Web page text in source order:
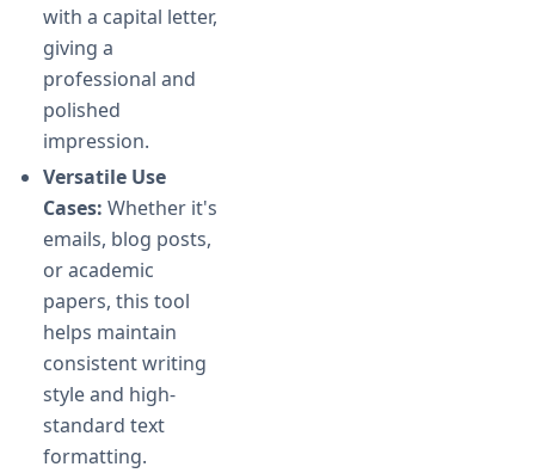
with a capital letter,
giving a
professional and
polished
impression.
Versatile Use
Cases: Whether it's
emails, blog posts,
or academic
papers, this tool
helps maintain
consistent writing
style and high-
standard text
formatting.